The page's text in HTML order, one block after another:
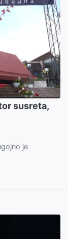
susreta,
je